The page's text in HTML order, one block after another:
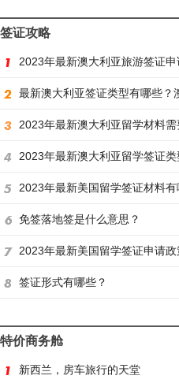
签证攻略
2023年最新澳大利亚旅游签证申请
最新澳大利亚签证类型有哪些？澳大
2023年最新澳大利亚留学材料需要哪些
2023年最新澳大利亚留学签证类型有哪些？
2023年最新美国留学签证材料有哪些？
免签落地签是什么意思？
2023年最新美国留学签证申请政
签证形式有哪些？
特价商务舱
新西兰，房车旅行的天堂